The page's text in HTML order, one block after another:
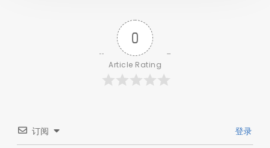
0
Article Rating
订阅 登录